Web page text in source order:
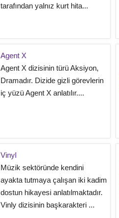
tarafından yalnız kurt hita...
Agent X
Agent X dizisinin türü Aksiyon,
Dramadır. Dizide gizli görevlerin
iç yüzü Agent X anlatılır....
Vinyl
Müzik sektöründe kendini
ayakta tutmaya çalışan iki kadim
dostun hikayesi anlatılmaktadır.
Vinly dizisinin başkarakteri ...